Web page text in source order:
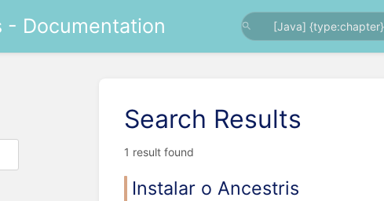
- Documentation
Search Results
1 result found
Instalar o Ancestris